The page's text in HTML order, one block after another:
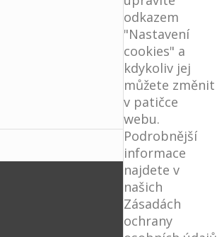
odkazem
"Nastavení
cookies" a
kdykoliv jej
můžete změnit
v patičce
webu.
Podrobnější
informace
najdete v
našich
Zásadách
ochrany